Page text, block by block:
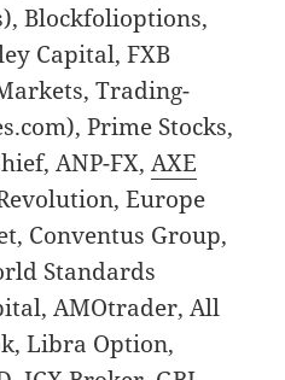
Blockfolioptions,
Capital, FXB
Trading-
Prime Stocks,
ANP-FX,AXE
Europe
Conventus Group,
Standards
AMOtrader, All
Libra Option,